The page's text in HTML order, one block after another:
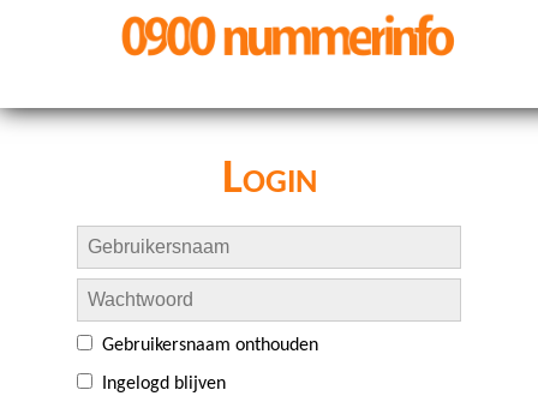
Login
Gebruikersnaam onthouden
Ingelogd blijven